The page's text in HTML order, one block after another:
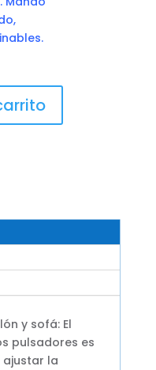
y sofá: El
pulsadores es
ajustar la